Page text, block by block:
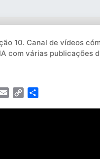
10. Canal de vídeos
com várias publicações
Email Copy